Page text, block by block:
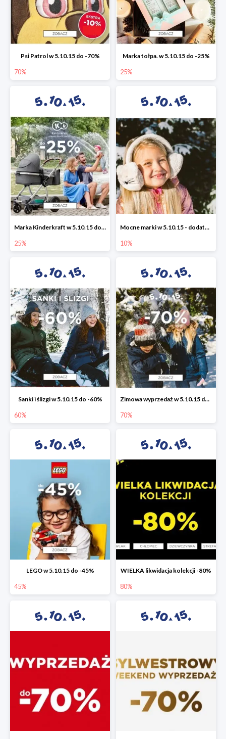
Psi Patrol w 5.10.15 do -70%
70%
Marka tołpa. w 5.10.15 do -25%
25%
Marka Kinderkraft w 5.10.15 do -25%
25%
Mocne marki w 5.10.15 - dodatkowe -10% rabatu
10%
Sanki i ślizgi w 5.10.15 do -60%
60%
Zimowa wyprzedaż w 5.10.15 do -70%
70%
LEGO w 5.10.15 do -45%
45%
WIELKA likwidacja kolekcji -80%
80%